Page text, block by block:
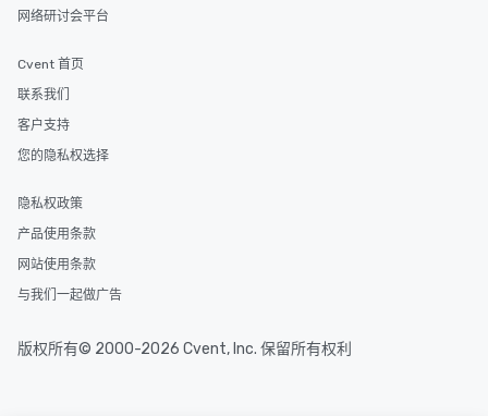
网络研讨会平台
Cvent 首页
联系我们
客户支持
您的隐私权选择
隐私权政策
产品使用条款
网站使用条款
与我们一起做广告
版权所有© 2000-2026 Cvent, Inc. 保留所有权利